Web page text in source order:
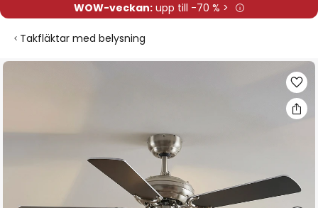
WOW-veckan:upp till -70 % >
Takfläktar med belysning
Hoppa